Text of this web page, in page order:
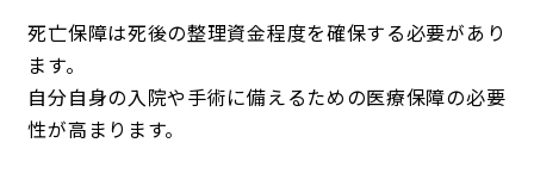
死亡保障は死後の整理資金程度を確保する必要があり
ます。
自分自身の入院や手術に備えるための医療保障の必要
性が高まります。